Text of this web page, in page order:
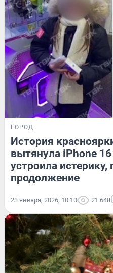
ГОРОД
История
вытянула iPhone
устроила истерику,
продолжение
23 января, 2026, 10:10 21 648